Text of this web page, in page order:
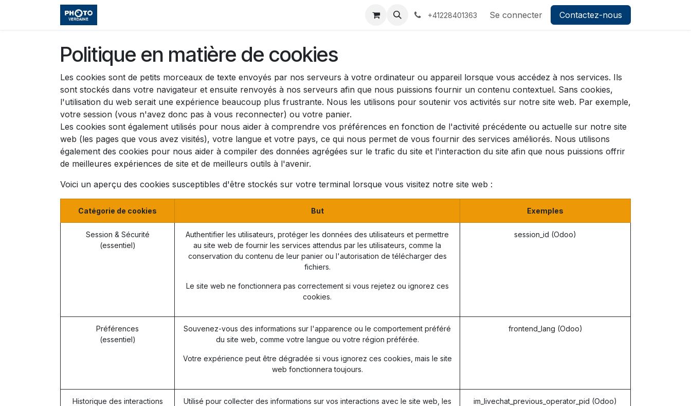
Se rendre au contenu
Événements Services Contactez-nous
+41228401363 Se connecter Contactez-nous
Politique en matière de cookies
Les cookies sont de petits morceaux de texte envoyés par nos serveurs à votre ordinateur ou appareil lorsque vous accédez à nos services. Ils
sont stockés dans votre navigateur et ensuite renvoyés à nos serveurs afin que nous puissions fournir un contenu contextuel. Sans cookies,
l'utilisation du web serait une expérience beaucoup plus frustrante. Nous les utilisons pour soutenir vos activités sur notre site web. Par exemple,
votre session (vous n'avez donc pas à vous reconnecter) ou votre panier.
Les cookies sont également utilisés pour nous aider à comprendre vos préférences en fonction de l'activité précédente ou actuelle sur notre site
web (les pages que vous avez visités), votre langue et votre pays, ce qui nous permet de vous fournir des services améliorés. Nous utilisons
également des cookies pour nous aider à compiler des données agrégées sur le trafic du site et l'interaction du site afin que nous puissions offrir
de meilleures expériences de site et de meilleurs outils à l'avenir.
Voici un aperçu des cookies susceptibles d'être stockés sur votre terminal lorsque vous visitez notre site web :
Catégorie de cookies But Exemples
Session & Sécurité
(essentiel)
Authentifier les utilisateurs, protéger les données des utilisateurs et permettre
au site web de fournir les services attendus par les utilisateurs, comme la
conservation du contenu de leur panier ou l'autorisation de télécharger des
fichiers.
Le site web ne fonctionnera pas correctement si vous rejetez ou ignorez ces
cookies.
session_id (Odoo)
Préférences
(essentiel)
Souvenez-vous des informations sur l'apparence ou le comportement préféré
du site web, comme votre langue ou votre région préférée.
Votre expérience peut être dégradée si vous ignorez ces cookies, mais le site
web fonctionnera toujours.
frontend_lang (Odoo)
Historique des interactions
Utilisé pour collecter des informations sur vos interactions avec le site web, les
im_livechat_previous_operator_pid (Odoo)